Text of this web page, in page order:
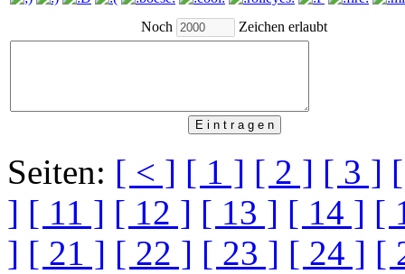
Noch Zeichen erlaubt
Seiten: [ < ] [ 1 ] [ 2 ] [ 3 ]
] [ 11 ] [ 12 ] [ 13 ] [ 14 ] [
] [ 21 ] [ 22 ] [ 23 ] [ 24 ] [